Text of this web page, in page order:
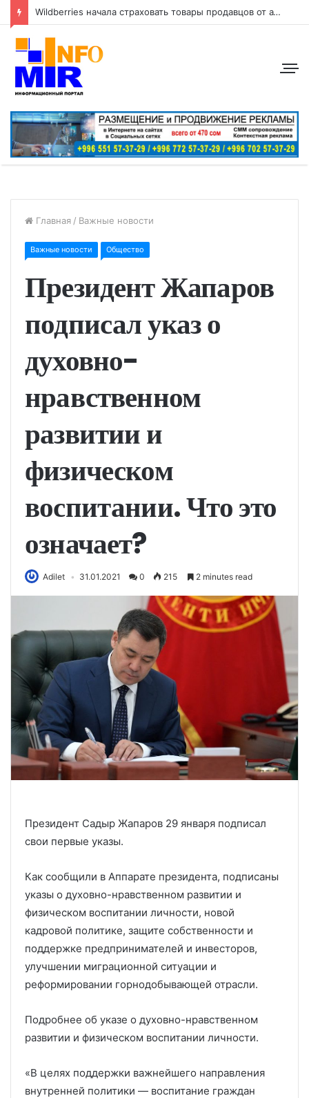
Wildberries начала страховать товары продавцов от атак беспилотников
Главная / Важные новости
Важные новости Общество
Президент Жапаров
подписал указ о
духовно-
нравственном
развитии и
физическом
воспитании. Что это
означает?
Adilet 31.01.2021 0 215 2 minutes read
Президент Садыр Жапаров 29 января подписал
свои первые указы.
Как сообщили в Аппарате президента, подписаны
указы о духовно-нравственном развитии и
физическом воспитании личности, новой
кадровой политике, защите собственности и
поддержке предпринимателей и инвесторов,
улучшении миграционной ситуации и
реформировании горнодобывающей отрасли.
Подробнее об указе о духовно-нравственном
развитии и физическом воспитании личности.
«В целях поддержки важнейшего направления
внутренней политики — воспитание граждан